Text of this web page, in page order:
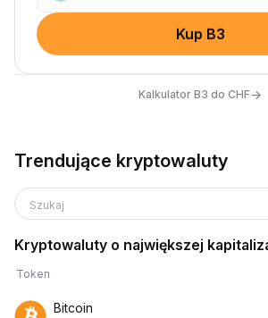
Kup B3
Kalkulator B3 do CHF→
Trendujące kryptowaluty
Szukaj
Kryptowaluty o największej
Token
Bitcoin